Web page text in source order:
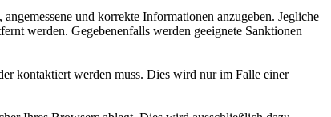
und korrekte Informationen anzugeben. Jegliche
werden. Gegebenenfalls werden geeignete Sanktionen
kontaktiert werden muss. Dies wird nur im Falle einer